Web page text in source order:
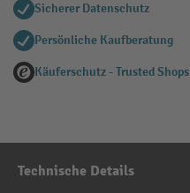
Sicherer Datenschutz
Persönliche Kaufberatung
Käuferschutz - Trusted Shops
Technische Details